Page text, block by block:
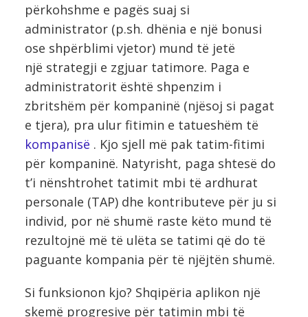
përkohshme e pagës suaj si
administrator (p.sh. dhënia e një bonusi
ose shpërblimi vjetor) mund të jetë
një strategji e zgjuar tatimore. Paga e
administratorit është shpenzim i
zbritshëm për kompaninë (njësoj si pagat
e tjera), pra ulur fitimin e tatueshëm të
kompanisë . Kjo sjell më pak tatim-fitimi
për kompaninë. Natyrisht, paga shtesë do
t’i nënshtrohet tatimit mbi të ardhurat
personale (TAP) dhe kontributeve për ju si
individ, por në shumë raste këto mund të
rezultojnë më të ulëta se tatimi që do të
paguante kompania për të njëjtën shumë.
Si funksionon kjo? Shqipëria aplikon një
skemë progresive për tatimin mbi të